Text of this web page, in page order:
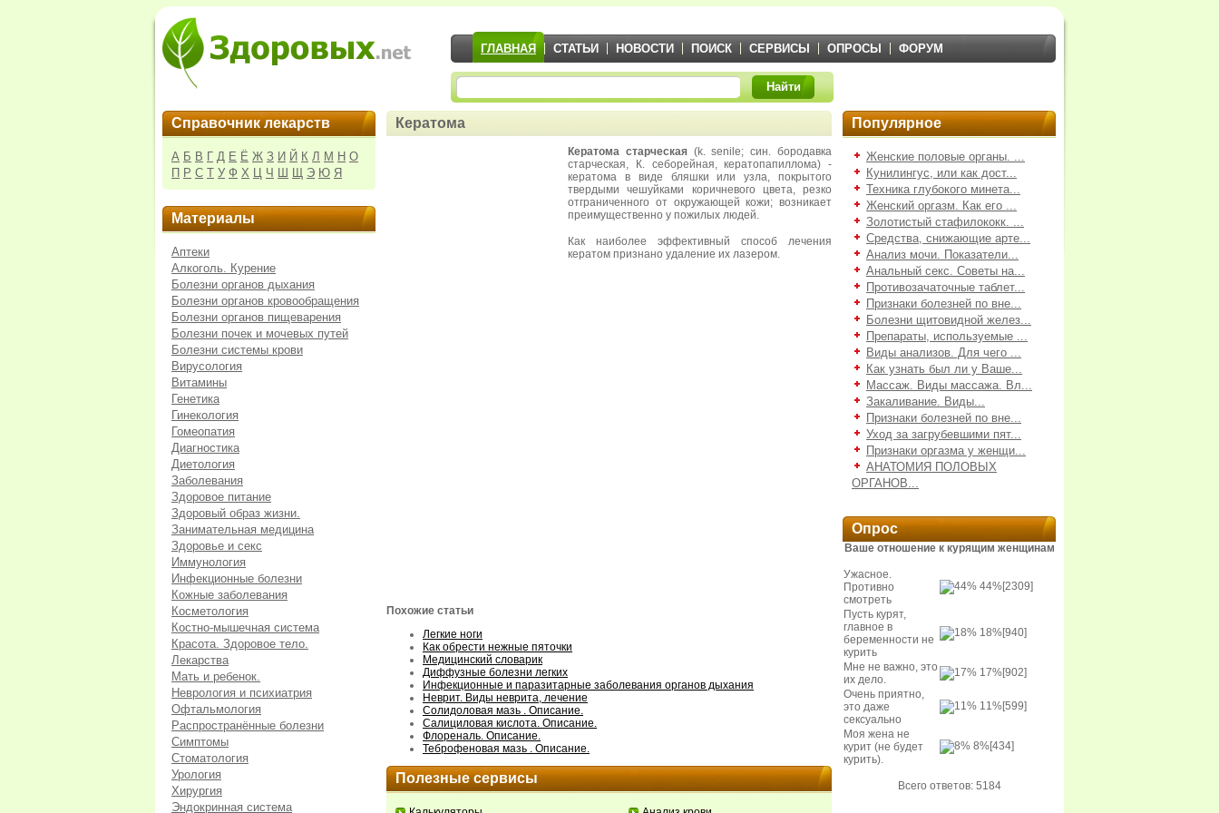
ГЛАВНАЯ СТАТЬИ НОВОСТИ ПОИСК СЕРВИСЫ ОПРОСЫ ФОРУМ
Найти
Справочник лекарств
А Б В Г Д Е Ё Ж З И Й К Л М Н О
П Р С Т У Ф Х Ц Ч Ш Щ Э Ю Я
Материалы
Аптеки
Алкоголь. Курение
Болезни органов дыхания
Болезни органов кровообращения
Болезни органов пищеварения
Болезни почек и мочевых путей
Болезни системы крови
Вирусология
Витамины
Генетика
Гинекология
Гомеопатия
Диагностика
Диетология
Заболевания
Здоровое питание
Здоровый образ жизни.
Занимательная медицина
Здоровье и секс
Иммунология
Инфекционные болезни
Кожные заболевания
Косметология
Костно-мышечная система
Красота. Здоровое тело.
Лекарства
Мать и ребенок.
Неврология и психиатрия
Офтальмология
Распространённые болезни
Симптомы
Стоматология
Урология
Хирургия
Эндокринная система
Кератома
Кератома старческая (k. senile; син. бородавка
старческая, К. себорейная, кератопапиллома) -
кератома в виде бляшки или узла, покрытого
твердыми чешуйками коричневого цвета, резко
отграниченного от окружающей кожи; возникает
преимущественно у пожилых людей.
Как наиболее эффективный способ лечения
кератом признано удаление их лазером.
Похожие статьи
Легкие ноги
Как обрести нежные пяточки
Медицинский словарик
Диффузные болезни легких
Инфекционные и паразитарные заболевания органов дыхания
Неврит. Виды неврита, лечение
Солидоловая мазь . Описание.
Салициловая кислота. Описание.
Флореналь. Описание.
Теброфеновая мазь . Описание.
Полезные сервисы
Популярное
Женские половые органы. ...
Кунилингус, или как дост...
Техника глубокого минета...
Женский оргазм. Как его ...
Золотистый стафилококк. ...
Средства, снижающие арте...
Анализ мочи. Показатели...
Анальный секс. Советы на...
Противозачаточные таблет...
Признаки болезней по вне...
Болезни щитовидной желез...
Препараты, используемые ...
Виды анализов. Для чего ...
Как узнать был ли у Ваше...
Массаж. Виды массажа. Вл...
Закаливание. Виды...
Признаки болезней по вне...
Уход за загрубевшими пят...
Признаки оргазма у женщи...
АНАТОМИЯ ПОЛОВЫХ
ОРГАНОВ...
Опрос
Ваше отношение к курящим женщинам
Ужасное.
Противно
смотреть
44%[2309]
Пусть курят,
главное в
беременности не
курить
18%[940]
Мне не важно, это
их дело.
17%[902]
Очень приятно,
это даже
сексуально
11%[599]
Моя жена не
курит (не будет
курить).
8%[434]
Всего ответов: 5184